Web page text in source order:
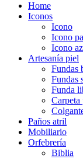
Home
Iconos
Icono
Icono
Icono
Artesanía piel
Fundas
Fundas
Funda
Carpeta
Paños atril
Mobiliario
Orfebrería
Biblia